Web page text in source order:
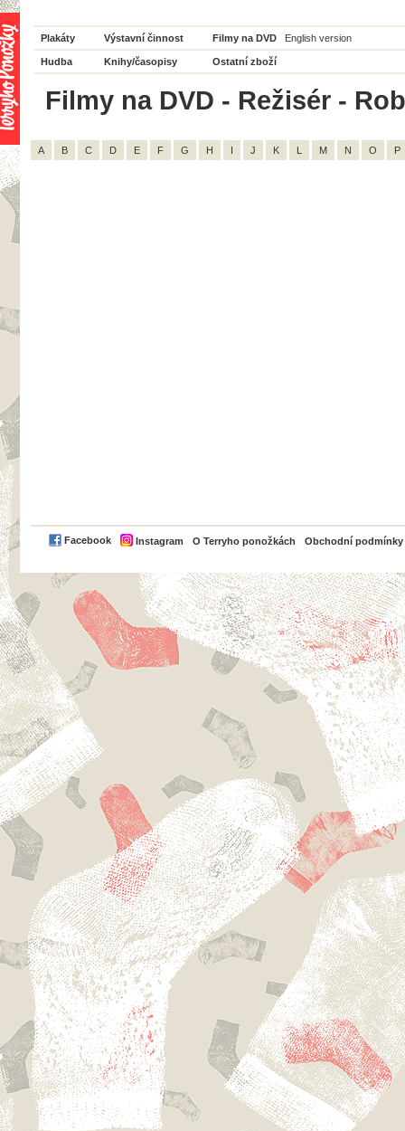
Plakáty Výstavní činnost Filmy na DVD English version
Hudba Knihy/časopisy Ostatní zboží
Filmy na DVD - Režisér -
A B C D E F G H I J K L M N O P
Facebook Instagram O Terryho ponožkách Obchodní podmínky
PayPal